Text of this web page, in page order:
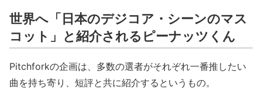
世界へ「日本のデジコア・シーンのマス
コット」と紹介されるピーナッツくん
Pitchforkの企画は、多数の選者がそれぞれ一番推したい
曲を持ち寄り、短評と共に紹介するというもの。